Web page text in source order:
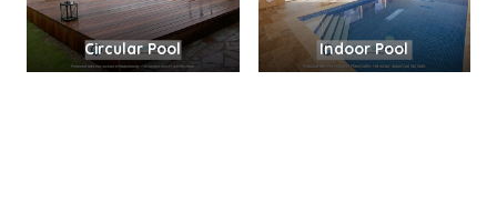
Circular Pool Indoor Pool